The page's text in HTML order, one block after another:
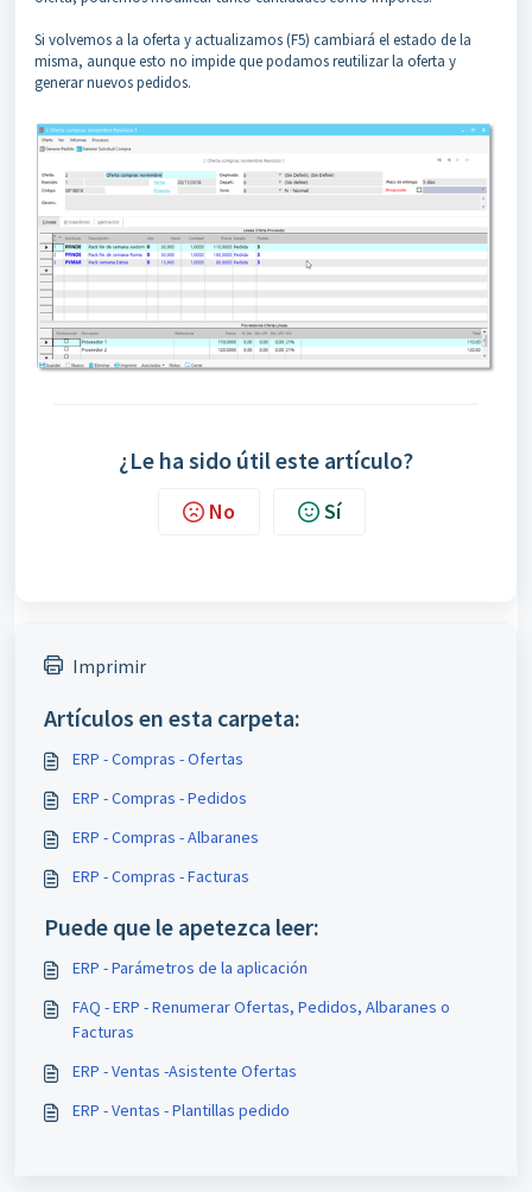
Si volvemos a la oferta y actualizamos (F5) cambiará el estado de la
misma, aunque esto no impide que podamos reutilizar la oferta y
generar nuevos pedidos.
¿Le ha sido útil este artículo?
No Sí
Imprimir
Artículos en esta carpeta:
ERP - Compras - Ofertas
ERP - Compras - Pedidos
ERP - Compras - Albaranes
ERP - Compras - Facturas
Puede que le apetezca leer:
ERP - Parámetros de la aplicación
FAQ - ERP - Renumerar Ofertas, Pedidos, Albaranes o
Facturas
ERP - Ventas -Asistente Ofertas
ERP - Ventas - Plantillas pedido